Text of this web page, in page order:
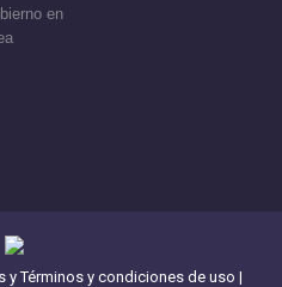
en
y Términos y condiciones de uso |